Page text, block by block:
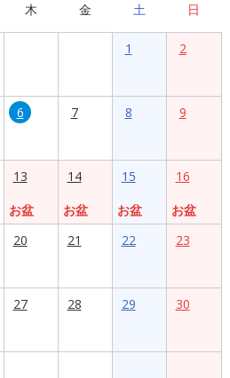
木 金 土 日
1 2
6 7 8 9
13
お盆
14
お盆
15
お盆
16
お盆
20 21 22 23
27 28 29 30